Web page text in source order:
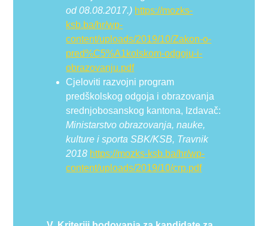
od 08.08.2017.) https://mozks-
ksb.ba/hr/wp-
content/uploads/2019/10/Zakon-o-
pred%C5%A1kolskom-odgoju-i-
obrazovanju.pdf
Cjeloviti razvojni program
predškolskog odgoja i obrazovanja
srednjobosanskog kantona, Izdavač:
Ministarstvo obrazovanja, nauke,
kulture i sporta SBK/KSB, Travnik
2018 https://mozks-ksb.ba/hr/wp-
content/uploads/2019/10/crp.pdf